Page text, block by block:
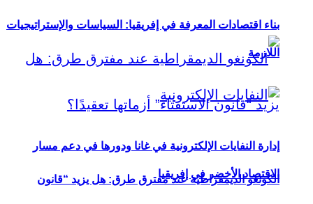
الكونغو الديمقراطية عند مفترق طرق: هل يزيد “قانون
بناء اقتصادات المعرفة في إفريقيا: السياسات والإستراتيجيات
اللازمة
إدارة النفايات الإلكترونية في غانا ودورها في دعم مسار
الاقتصاد الأخضر في إفريقيا